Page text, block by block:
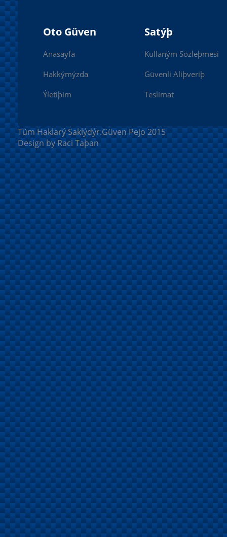
Oto Güven
Anasayfa
Hakkýmýzda
Ýletiþim
Satýþ
Kullaným Sözleþmesi
Güvenli Aliþveriþ
Teslimat
Tüm Haklarý Saklýdýr.Güven Pejo 2015
Design by Raci Taþan